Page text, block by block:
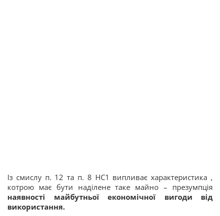
Із смислу п. 12 та п. 8 НС1 випливає характеристика ,
котрою має бути наділене таке майно – презумпція
наявності майбутньої економічної вигоди від
використання.